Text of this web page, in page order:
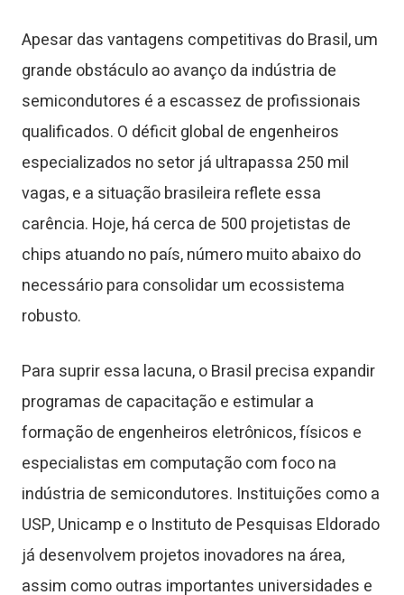
Apesar das vantagens competitivas do Brasil, um
grande obstáculo ao avanço da indústria de
semicondutores é a escassez de profissionais
qualificados. O déficit global de engenheiros
especializados no setor já ultrapassa 250 mil
vagas, e a situação brasileira reflete essa
carência. Hoje, há cerca de 500 projetistas de
chips atuando no país, número muito abaixo do
necessário para consolidar um ecossistema
robusto.
Para suprir essa lacuna, o Brasil precisa expandir
programas de capacitação e estimular a
formação de engenheiros eletrônicos, físicos e
especialistas em computação com foco na
indústria de semicondutores. Instituições como a
USP, Unicamp e o Instituto de Pesquisas Eldorado
já desenvolvem projetos inovadores na área,
assim como outras importantes universidades e